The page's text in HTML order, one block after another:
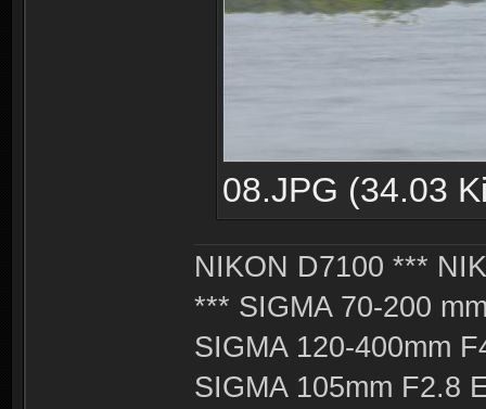
08.JPG (34.03
NIKON D7100 ***
*** SIGMA 70-200
SIGMA 120-400mm
SIGMA 105mm F2.8